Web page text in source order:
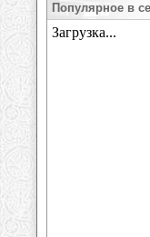
Популярное в